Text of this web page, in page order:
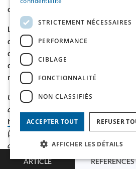
chaque sport et à chaque poste de jeu.
La Déclaration de consensus de
des blessures d’épaule élaborée par
dans de nombreux sports peut servir
développer des conseils
nouveaux consensus à l’avenir.
Une liste d’exemples d’exercices issue
disponible sur :
https://www.jospt.org/doi/10.2519/
(Appendix A Exercise
and Rehabilitation from the Delphi
ARTICLE RÉFÉRENCES
STRICTEMENT NÉCESSAIRES
PERFORMANCE
CIBLAGE
FONCTIONNALITÉ
NON CLASSIFIÉS
ACCEPTER TOUT REFUSER
AFFICHER LES DÉTAILS